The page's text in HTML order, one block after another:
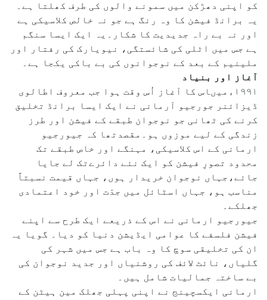
کو اپنی دھڑکن میں سمونے والوں کی طرف کھلتا ہے۔
یہ برانڈ فیشن کا وہ رنگ ہے جو نہ خالص کلاسیکی ہے
اور نہ بے راہ جدیدیت کا شکار۔یہ ایک ایسا سنگم
ہے جس میں اٹلی کی شائستگی، نیویارک کی رفتار اور
ملینیم کے بعد کے نوجوانوں کی بے باکی یکجا ہے۔
آغاز اور بنیاد
۱۹۹۱ءمیںاس کا آغاز اُس وقت ہوا جب معروف اطالوی
ڈیزائنر جورجیو آرمانی نے ایک ایسا برانڈ تخلیق
کرنے کی ٹھانی جو نوجوان طبقے کے فیشن اور طرز
زندگی کے لیے موزوں ہو۔مقصدتھا کہ جیورجیو
ارمانی کے اس کلاسیکی، مہنگے اور خاص طبقے تک
محدود تصورِ فیشن کو ایک نئے دائرےتک لے جایا
جائے،جہاں نوجوان خریدار ہوں، جہاں قیمت نسبتاً
مناسب ہو، جہاں اسٹائل میں جدّت اور خود اعتمادی
جھلکے۔
جیورجیو ارمانی نے اس کے ذریعے ایک طرح سے اپنے
فیشن فلسفے کا عوامی ایڈیشن دنیا کو دیا۔ گویا یہ
ان کی تخلیقی سوچ کا وہ باب ہے جس میں شہر کی
گلیاں، نائٹ لائف کی روشنیاں اور جدید نوجوان کی
بے ساختہ جمالیات شامل ہیں۔
ارمانی ایکسچینج نے اپنی پہلی جھلک مین ہیٹن کے